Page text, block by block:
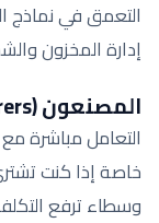
التعمق في نماذج
إدارة المخزون
المصنعون (Manufacturers)
التعامل مباشرة
خاصة إذا كنت
وسطاء ترفع